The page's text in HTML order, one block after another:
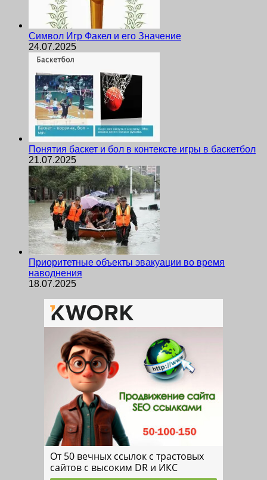
Символ Игр Факел и его Значение
24.07.2025
Понятия баскет и бол в контексте игры в баскетбол
21.07.2025
Приоритетные объекты эвакуации во время
наводнения
18.07.2025